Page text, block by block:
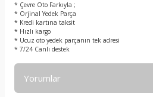
* Çevre Oto Farkıyla ;
* Orjinal Yedek Parça
* Kredi kartına taksit
* Hızlı kargo
* Ucuz oto yedek parçanın tek adresi
* 7/24 Canlı destek
Yorumlar